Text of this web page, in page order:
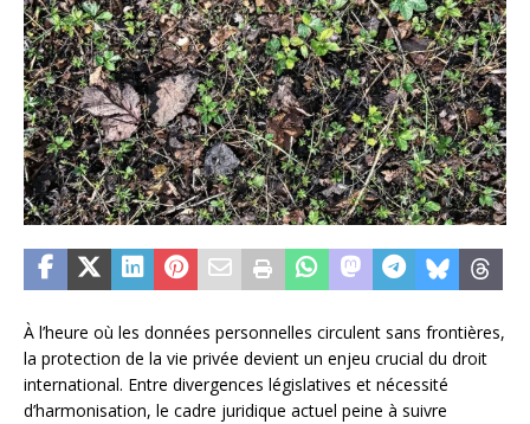
À l’heure où les données personnelles circulent sans frontières,
la protection de la vie privée devient un enjeu crucial du droit
international. Entre divergences législatives et nécessité
d’harmonisation, le cadre juridique actuel peine à suivre